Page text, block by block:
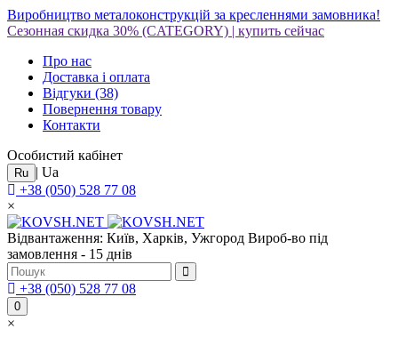
Виробництво металоконструкцій за кресленнями замовника!
Сезонная скидка 30% (CATEGORY) | купить сейчас
Про нас
Доставка і оплата
Відгуки (38)
Повернення товару
Контакти
Особистий кабінет
Ru | Ua
+38 (050) 528 77 08
×
Відвантаження: Київ, Харків, Ужгород Вироб-во під
замовлення - 15 днів
+38 (050) 528 77 08
0
×